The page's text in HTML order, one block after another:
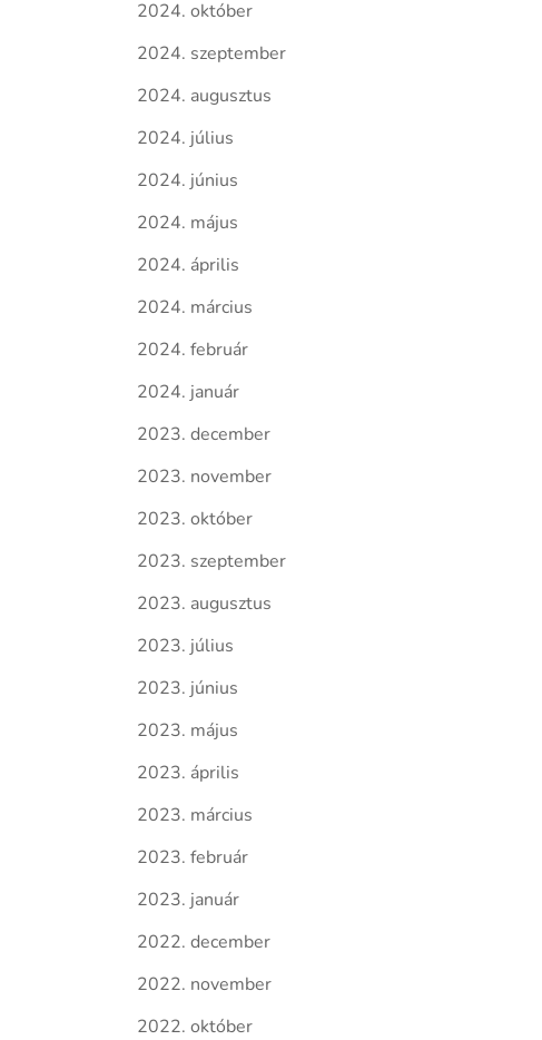
2024. október
2024. szeptember
2024. augusztus
2024. július
2024. június
2024. május
2024. április
2024. március
2024. február
2024. január
2023. december
2023. november
2023. október
2023. szeptember
2023. augusztus
2023. július
2023. június
2023. május
2023. április
2023. március
2023. február
2023. január
2022. december
2022. november
2022. október